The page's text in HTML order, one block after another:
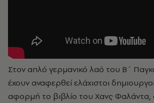
Στον απλό γερμανικό λαό του Β΄
έχουν αναφερθεί ελάχιστοι
αφορμή το βιβλίο του Χανς Φαλάντα,